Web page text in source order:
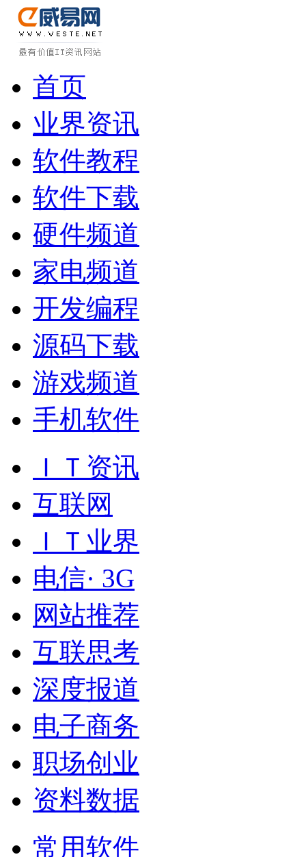
首页
业界资讯
软件教程
软件下载
硬件频道
家电频道
开发编程
源码下载
游戏频道
手机软件
ＩＴ资讯
互联网
ＩＴ业界
电信· 3G
网站推荐
互联思考
深度报道
电子商务
职场创业
资料数据
常用软件